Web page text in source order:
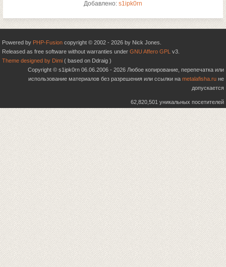
Добавлено: s1ipk0rn
Powered by PHP-Fusion copyright © 2002 - 2026 by Nick Jones.
Released as free software without warranties under GNU Affero GPL v3.
Theme designed by Dimi ( based on Ddraig )
Copyright © s1ipk0rn 06.06.2006 - 2026 Любое копирование, перепечатка или
использование материалов без разрешения или ссылки на metalafisha.ru не
допускается
62,820,501 уникальных посетителей